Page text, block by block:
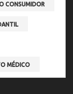
CONSUMIDOR
MÉDICO